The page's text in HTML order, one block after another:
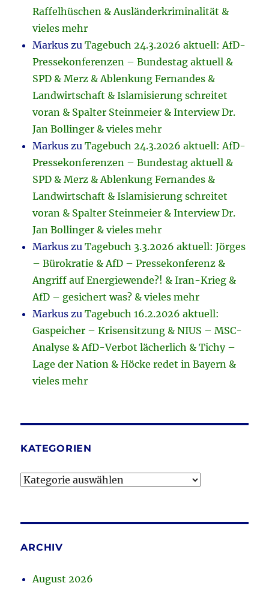
Raffelhüschen & Ausländerkriminalität &
vieles mehr
Markus zuTagebuch 24.3.2026 aktuell: AfD-
Pressekonferenzen – Bundestag aktuell &
SPD & Merz & Ablenkung Fernandes &
Landwirtschaft & Islamisierung schreitet
voran & Spalter Steinmeier & Interview Dr.
Jan Bollinger & vieles mehr
Markus zuTagebuch 24.3.2026 aktuell: AfD-
Pressekonferenzen – Bundestag aktuell &
SPD & Merz & Ablenkung Fernandes &
Landwirtschaft & Islamisierung schreitet
voran & Spalter Steinmeier & Interview Dr.
Jan Bollinger & vieles mehr
Markus zuTagebuch 3.3.2026 aktuell: Jörges
– Bürokratie & AfD – Pressekonferenz &
Angriff auf Energiewende?! & Iran-Krieg &
AfD – gesichert was? & vieles mehr
Markus zuTagebuch 16.2.2026 aktuell:
Gaspeicher – Krisensitzung & NIUS – MSC-
Analyse & AfD-Verbot lächerlich & Tichy –
Lage der Nation & Höcke redet in Bayern &
vieles mehr
KATEGORIEN
Kategorien
ARCHIV
August 2026